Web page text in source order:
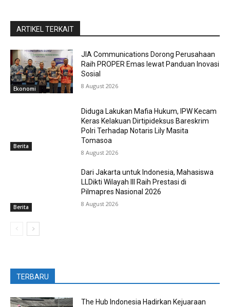
ARTIKEL TERKAIT
Ekonomi
JIA Communications Dorong Perusahaan
Raih PROPER Emas lewat Panduan Inovasi
Sosial
8 August 2026
Berita
Diduga Lakukan Mafia Hukum, IPW Kecam
Keras Kelakuan Dirtipideksus Bareskrim
Polri Terhadap Notaris Lily Masita
Tomasoa
8 August 2026
Berita
Dari Jakarta untuk Indonesia, Mahasiswa
LLDikti Wilayah III Raih Prestasi di
Pilmapres Nasional 2026
8 August 2026
TERBARU
The Hub Indonesia Hadirkan Kejuaraan